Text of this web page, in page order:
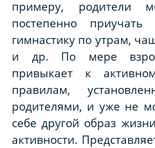
примеру, родители
постепенно приучать
гимнастику по утрам,
и др. По мере
привыкает к
правилам,
родителями, и уже не
себе другой образ
активности.